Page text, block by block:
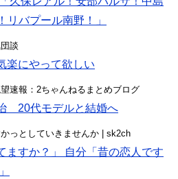
リバプール南野！」
談
楽にやって欲しい
速報：2ちゃんねるまとめブログ
20代モデルと結婚へ
っとしていきませんか | sk2ch
ますか？」 自分「昔の恋人です